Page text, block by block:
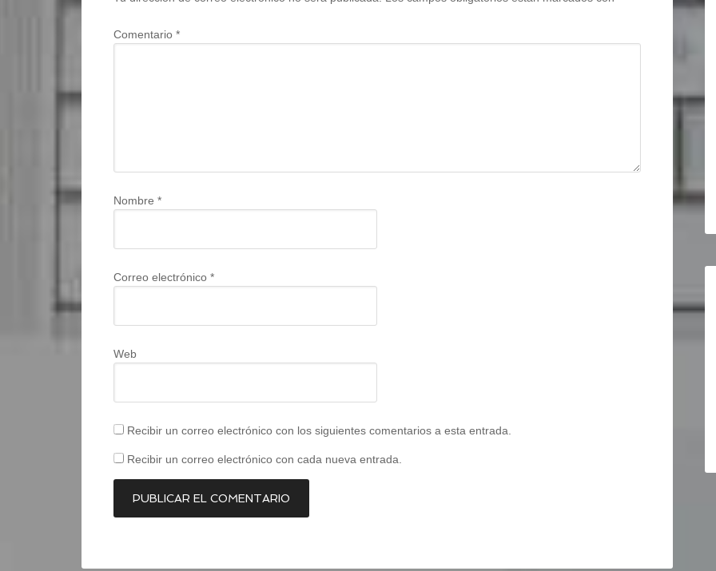
Comentario *
Nombre *
Correo electrónico *
Web
Recibir un correo electrónico con los siguientes comentarios a esta entrada.
Recibir un correo electrónico con cada nueva entrada.